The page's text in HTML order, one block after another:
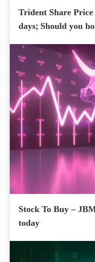
Trident Share
days; Should you
Stock To Buy –
today